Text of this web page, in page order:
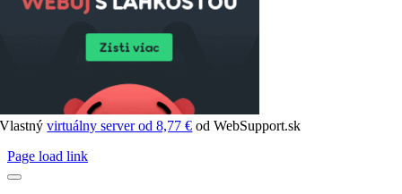
Vlastnývirtuálny server od 8,77 € od WebSupport.sk
Page load link